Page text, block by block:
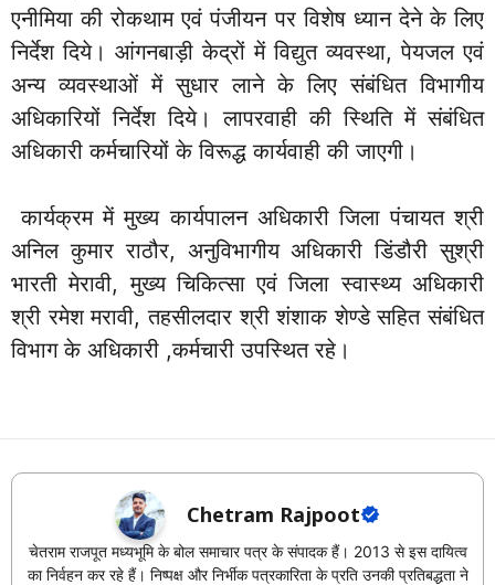
एनीमिया की रोकथाम एवं पंजीयन पर विशेष ध्यान देने के लिए
निर्देश दिये। आंगनबाड़ी केद्रों में विद्युत व्यवस्था, पेयजल एवं
अन्य व्यवस्थाओं में सुधार लाने के लिए संबंधित विभागीय
अधिकारियों निर्देश दिये। लापरवाही की स्थिति में संबंधित
अधिकारी कर्मचारियों के विरूद्ध कार्यवाही की जाएगी।
कार्यक्रम में मुख्य कार्यपालन अधिकारी जिला पंचायत श्री
अनिल कुमार राठौर, अनुविभागीय अधिकारी डिंडौरी सुश्री
भारती मेरावी, मुख्य चिकित्सा एवं जिला स्वास्थ्य अधिकारी
श्री रमेश मरावी, तहसीलदार श्री शंशाक शेण्डे सहित संबंधित
विभाग के अधिकारी ,कर्मचारी उपस्थित रहे।
Chetram Rajpoot
चेतराम राजपूत मध्यभूमि के बोल समाचार पत्र के संपादक हैं। 2013 से इस दायित्व
का निर्वहन कर रहे हैं। निष्पक्ष और निर्भीक पत्रकारिता के प्रति उनकी प्रतिबद्धता ने